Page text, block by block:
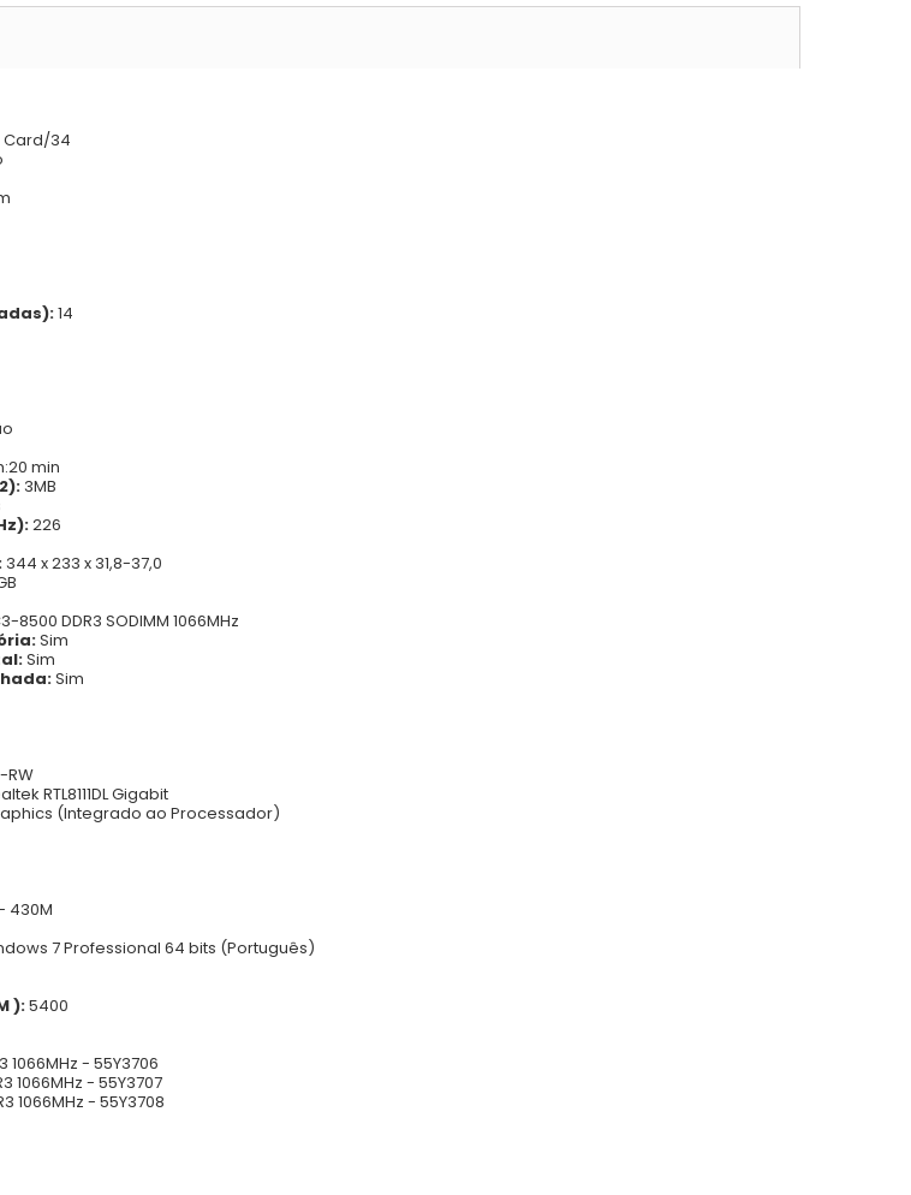
Card/34
14
min
3MB
226
344 x 233 x 31,8-37,0
8500 DDR3 SODIMM 1066MHz
Sim
Sim
Sim
RW
RTL8111DL Gigabit
(Integrado ao Processador)
430M
7 Professional 64 bits (Português)
):5400
1066MHz - 55Y3706
1066MHz - 55Y3707
1066MHz - 55Y3708